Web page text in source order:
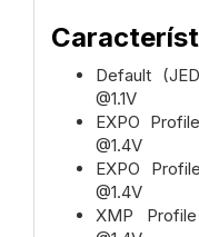
Default
@1.1V
EXPO
@1.4V
EXPO
@1.4V
XMP